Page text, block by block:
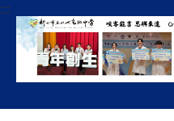
跳
到
容
:::